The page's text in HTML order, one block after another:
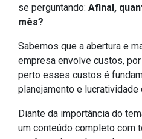
se perguntando: Afinal,
mês?
Sabemos que a abertura e
empresa envolve custos,
perto esses custos é
planejamento e
Diante da importância do
um conteúdo completo com